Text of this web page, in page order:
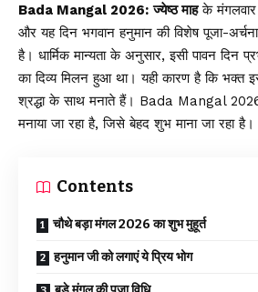
Bada Mangal 2026: ज्येष्ठ माहके मंगलवार
और यह दिन भगवान हनुमान की विशेष पूजा-अर्चना
है। धार्मिक मान्यता के अनुसार, इसी पावन दिन
का दिव्य मिलन हुआ था। यही कारण है कि भक्त
श्रद्धा के साथ मनाते हैं। Bada Mangal
मनाया जा रहा है, जिसे बेहद शुभ माना जा रहा है।
Contents
चौथे बड़ा मंगल 2026 का शुभ मुहूर्त
हनुमान जी को लगाएं ये प्रिय भोग